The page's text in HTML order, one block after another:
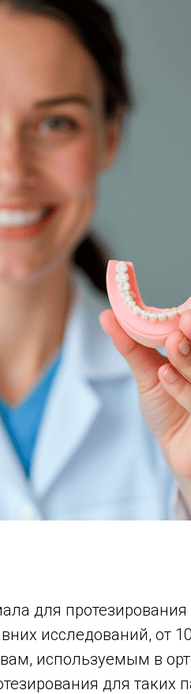
для
исследований, от
используемым в
для таких